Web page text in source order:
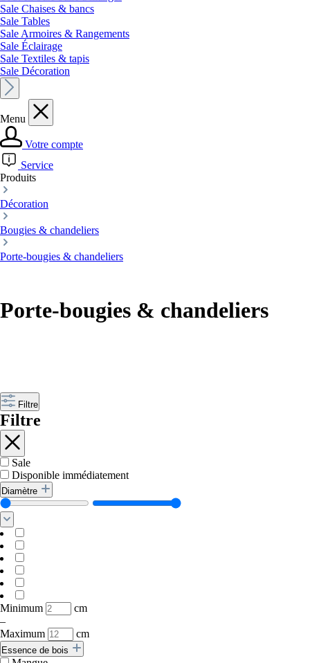
Sale Chaises & bancs
Sale Tables
Sale Armoires & Rangements
Sale Éclairage
Sale Textiles & tapis
Sale Décoration
Menu
Votre compte
Service
Produits
Décoration
Bougies & chandeliers
Porte-bougies & chandeliers
Porte-bougies & chandeliers
Filtre
Filtre
Sale
Disponible immédiatement
Diamètre
Minimum
cm
–
Maximum
cm
Essence de bois